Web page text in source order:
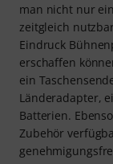
man nicht nur
zeitgleich
Eindruck
erschaffen
ein
Länderadapter,
Batterien.
Zubehör